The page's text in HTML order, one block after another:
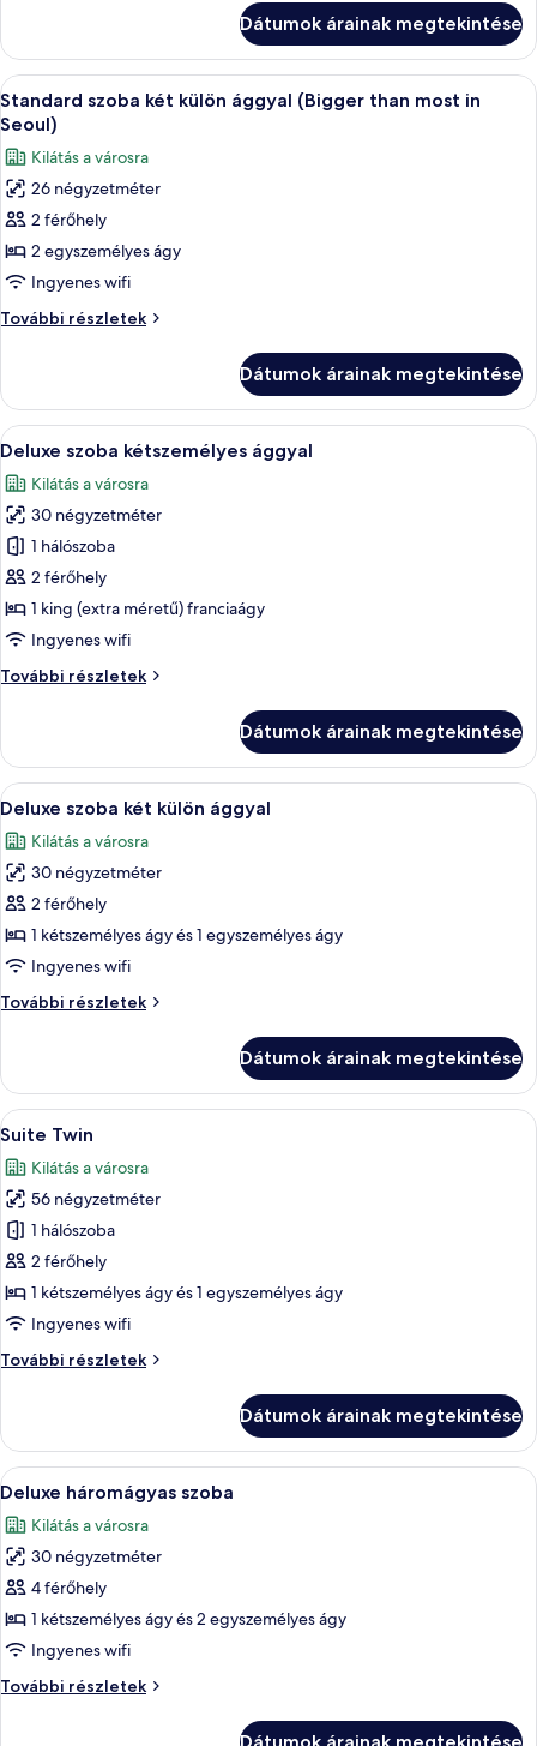
than
most
in
Seoul
)
(Bigger
than
most
in
további
részletei
Dátumok árainak megtekintése
A
következő
szoba
összes
képének
megtekintése:
Standard
szoba
két
külön
(Bigger
than
most
in
Seoul)
Egy kétágyas szoba, amelyben van
11
Standard szoba két külön ággyal (Bigger than most in
Seoul)
Kilátás a városra
26 négyzetméter
2 férőhely
2 egyszemélyes ágy
Ingyenes wifi
További részletek
Standard
ággyal
(Bigger
than
in
Seoul)
további
részletei
Dátumok árainak megtekintése
A
következő
szoba
összes
képének
megtekintése:
Deluxe
szoba
kétszemélyes
ággyal
Egy szállodai szoba, amelyben
10
Deluxe szoba kétszemélyes ággyal
Kilátás a városra
30 négyzetméter
1 hálószoba
2 férőhely
1 king (extra méretű) franciaágy
Ingyenes wifi
További részletek
Deluxe
további
részletei
Dátumok árainak megtekintése
A
következő
szoba
összes
képének
megtekintése:
Deluxe
két
Egy kétágyas szoba, íróasztallal és
12
Deluxe szoba két külön ággyal
Kilátás a városra
30 négyzetméter
2 férőhely
1 kétszemélyes ágy és 1 egyszemélyes ágy
Ingyenes wifi
További részletek
Deluxe
ággyal
további
részletei
Dátumok árainak megtekintése
A
következő
szoba
összes
képének
megtekintése:
Suite
Twin
Egy szállodai szoba, amelyben van
14
Suite Twin
Kilátás a városra
56 négyzetméter
1 hálószoba
2 férőhely
1 kétszemélyes ágy és 1 egyszemélyes ágy
Ingyenes wifi
További részletek
Suite
Dátumok árainak megtekintése
A
következő
szoba
összes
képének
megtekintése:
Deluxe
szoba
Egy szállodai szoba két ággyal,
11
Deluxe háromágyas szoba
Kilátás a városra
30 négyzetméter
4 férőhely
1 kétszemélyes ágy és 2 egyszemélyes ágy
Ingyenes wifi
További részletek
Deluxe